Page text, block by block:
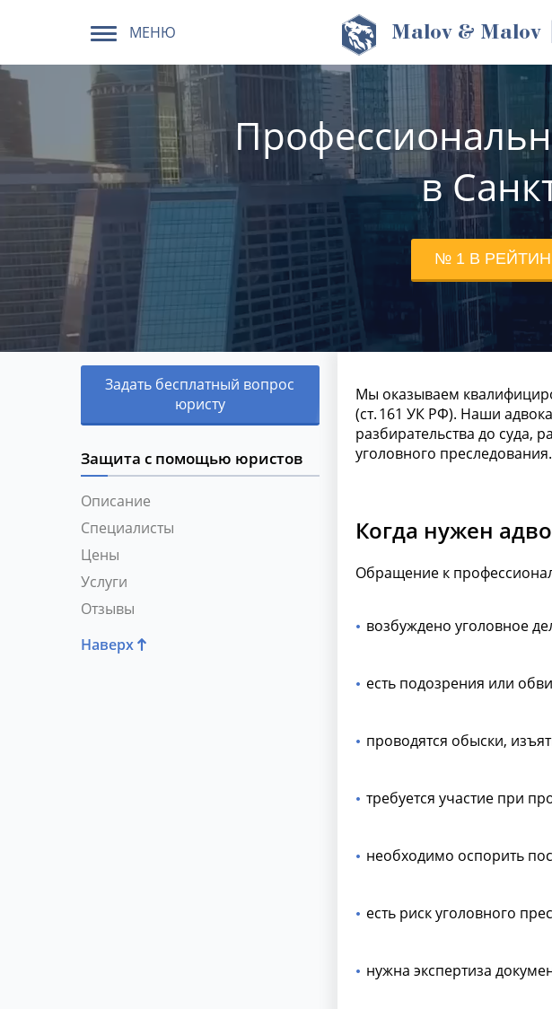
МЕНЮ Malov & Malov
в
№ 1 В
Задать бесплатный вопрос
юристу
Защита с помощью юристов
Описание
Специалисты
Цены
Услуги
Отзывы
Наверх
Мы оказываем
(ст. 161 УК РФ). Наши
разбирательства до суда,
уголовного преследования.
Когда нужен
Обращение к
возбуждено уголовное
есть подозрения или
проводятся обыски,
требуется участие при
необходимо оспорить
есть риск уголовного
нужна экспертиза